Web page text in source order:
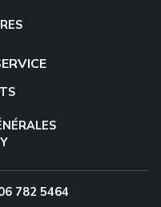
782 5464